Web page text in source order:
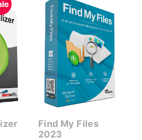
Find My Files
2023